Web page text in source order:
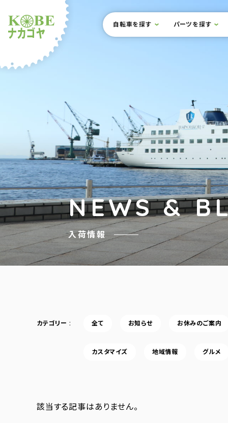
サイト内メニュー
本文までスキップ
自転車を探す パーツを探す
NEWS &
入荷情報
カテゴリー 全て お知らせ お休みのご案内
カスタマイズ 地域情報 グルメ
該当する記事はありません。